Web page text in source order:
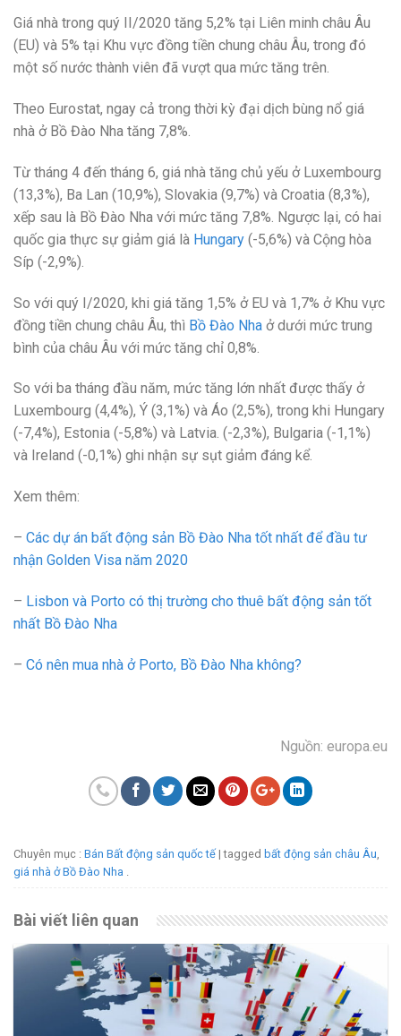
Giá nhà trong quý II/2020 tăng 5,2% tại Liên minh châu Âu
(EU) và 5% tại Khu vực đồng tiền chung châu Âu, trong đó
một số nước thành viên đã vượt qua mức tăng trên.
Theo Eurostat, ngay cả trong thời kỳ đại dịch bùng nổ giá
nhà ở Bồ Đào Nha tăng 7,8%.
Từ tháng 4 đến tháng 6, giá nhà tăng chủ yếu ở Luxembourg
(13,3%), Ba Lan (10,9%), Slovakia (9,7%) và Croatia (8,3%),
xếp sau là Bồ Đào Nha với mức tăng 7,8%. Ngược lại, có hai
quốc gia thực sự giảm giá là Hungary (-5,6%) và Cộng hòa
Síp (-2,9%).
So với quý I/2020, khi giá tăng 1,5% ở EU và 1,7% ở Khu vực
đồng tiền chung châu Âu, thì Bồ Đào Nha ở dưới mức trung
bình của châu Âu với mức tăng chỉ 0,8%.
So với ba tháng đầu năm, mức tăng lớn nhất được thấy ở
Luxembourg (4,4%), Ý (3,1%) và Áo (2,5%), trong khi Hungary
(-7,4%), Estonia (-5,8%) và Latvia. (-2,3%), Bulgaria (-1,1%)
và Ireland (-0,1%) ghi nhận sự sụt giảm đáng kể.
Xem thêm:
– Các dự án bất động sản Bồ Đào Nha tốt nhất để đầu tư
nhận Golden Visa năm 2020
– Lisbon và Porto có thị trường cho thuê bất động sản tốt
nhất Bồ Đào Nha
– Có nên mua nhà ở Porto, Bồ Đào Nha không?
Nguồn: europa.eu
Chuyên mục : Bán Bất động sản quốc tế| tagged bất động sản châu Âu
giá nhà ở Bồ Đào Nha
Bài viết liên quan